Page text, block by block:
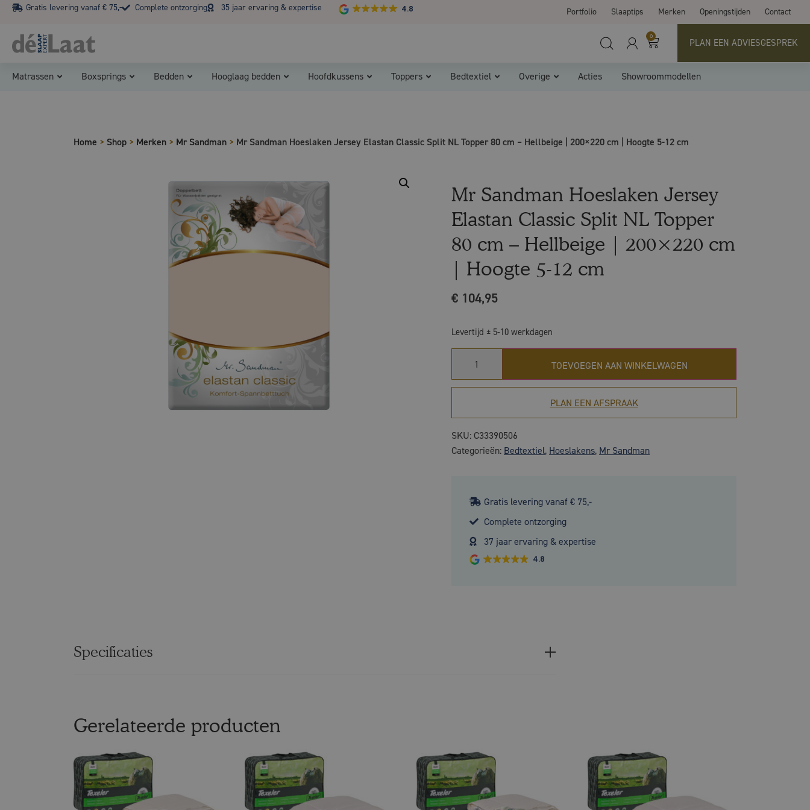
Gratis levering vanaf € 75,- Complete ontzorging 35 jaar ervaring & expertise 4.8 Portfolio Slaaptips Merken Openingstijden Contact
Koopzondag 29 maart in Bladel van 13.00 - 17.00
0
PLAN EEN ADVIESGESPREK
Matrassen Boxsprings Bedden Hooglaag bedden Hoofdkussens Toppers Bedtextiel Overige Acties Showroommodellen
Home > Shop > Merken > Mr Sandman > Mr Sandman Hoeslaken Jersey Elastan Classic Split NL Topper 80 cm – Hellbeige | 200×220 cm | Hoogte 5-12 cm
Mr Sandman Hoeslaken Jersey
Elastan Classic Split NL Topper
80 cm – Hellbeige | 200×220 cm
| Hoogte 5-12 cm
€ 104,95
Levertijd ± 5-10 werkdagen
TOEVOEGEN AAN WINKELWAGEN
PLAN EEN AFSPRAAK
SKU: C33390506
Categorieën: Bedtextiel, Hoeslakens, Mr Sandman
Gratis levering vanaf € 75,-
Complete ontzorging
37 jaar ervaring & expertise
4.8
Specificaties
Gerelateerde producten